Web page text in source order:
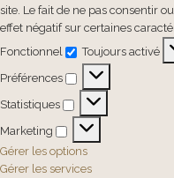
site. Le fait de ne pas consentir
effet négatif sur certaines
Fonctionnel
Fonctionnel
Toujours activé
Préférences
Statistiques
Marketing
Gérer les options
Gérer les services